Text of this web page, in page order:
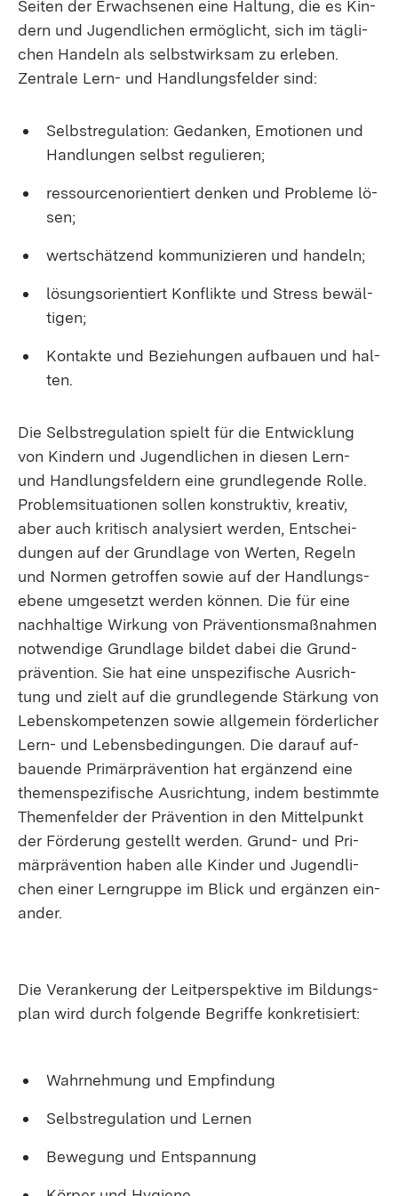
Sei­ten der Er­wach­se­nen ei­ne Hal­tung, die es Kin­
dern und Ju­gend­li­chen er­mög­licht, sich im täg­li­
chen Han­deln als selbst­wirk­sam zu er­le­ben.
Zen­tra­le Lern- und Hand­lungs­fel­der sind:
Selbst­re­gu­la­ti­on: Ge­dan­ken, Emo­tio­nen und
Hand­lun­gen selbst re­gu­lie­ren;
res­sour­cen­ori­en­tiert den­ken und Pro­ble­me lö­
sen;
wert­schät­zend kom­mu­ni­zie­ren und han­deln;
lö­sungs­ori­en­tiert Kon­flik­te und Stress be­wäl­
ti­gen;
Kon­tak­te und Be­zie­hun­gen auf­bau­en und hal­
ten.
Die Selbst­re­gu­la­ti­on spielt für die Ent­wick­lung
von Kin­dern und Ju­gend­li­chen in die­sen Lern-
und Hand­lungs­fel­dern ei­ne grund­le­gen­de Rol­le.
Pro­blem­si­tua­tio­nen sol­len kon­struk­tiv, krea­tiv,
aber auch kri­tisch ana­ly­siert wer­den, Ent­schei­
dun­gen auf der Grund­la­ge von Wer­ten, Re­geln
und Nor­men ge­trof­fen so­wie auf der Hand­lungs­
ebe­ne um­ge­setzt wer­den kön­nen. Die für ei­ne
nach­hal­ti­ge Wir­kung von Prä­ven­ti­ons­maß­nah­men
not­wen­di­ge Grund­la­ge bil­det da­bei die Grund­
prä­ven­ti­on. Sie hat ei­ne un­spe­zi­fi­sche Aus­rich­
tung und zielt auf die grund­le­gen­de Stär­kung von
Le­bens­kom­pe­ten­zen so­wie all­ge­mein för­der­li­cher
Lern- und Le­bens­be­din­gun­gen. Die dar­auf auf­
bau­en­de Pri­mär­prä­ven­ti­on hat er­gän­zend ei­ne
the­men­spe­zi­fi­sche Aus­rich­tung, in­dem be­stimm­te
The­men­fel­der der Prä­ven­ti­on in den Mit­tel­punkt
der För­de­rung ge­stellt wer­den. Grund- und Pri­
mär­prä­ven­ti­on ha­ben al­le Kin­der und Ju­gend­li­
chen ei­ner Lern­grup­pe im Blick und er­gän­zen ein­
an­der.
Die Ver­an­ke­rung der Leit­per­spek­ti­ve im Bil­dungs­
plan wird durch fol­gen­de Be­grif­fe kon­kre­ti­siert:
Wahr­neh­mung und Emp­fin­dung
Selbst­re­gu­la­ti­on und Ler­nen
Be­we­gung und Ent­span­nung